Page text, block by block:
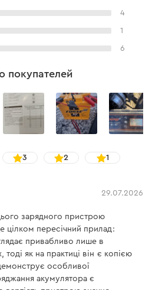
1 шаг
устройство к сети
2 шаг
режим для вашего типа
220-240 В
есть
есть
4
1
6
покупателей
3 2 1
29.07.2026
зарядного пристрою
цілком пересічний прилад:
привабливо лише в
тоді як на практиці він є копією
особливої
акумулятора є